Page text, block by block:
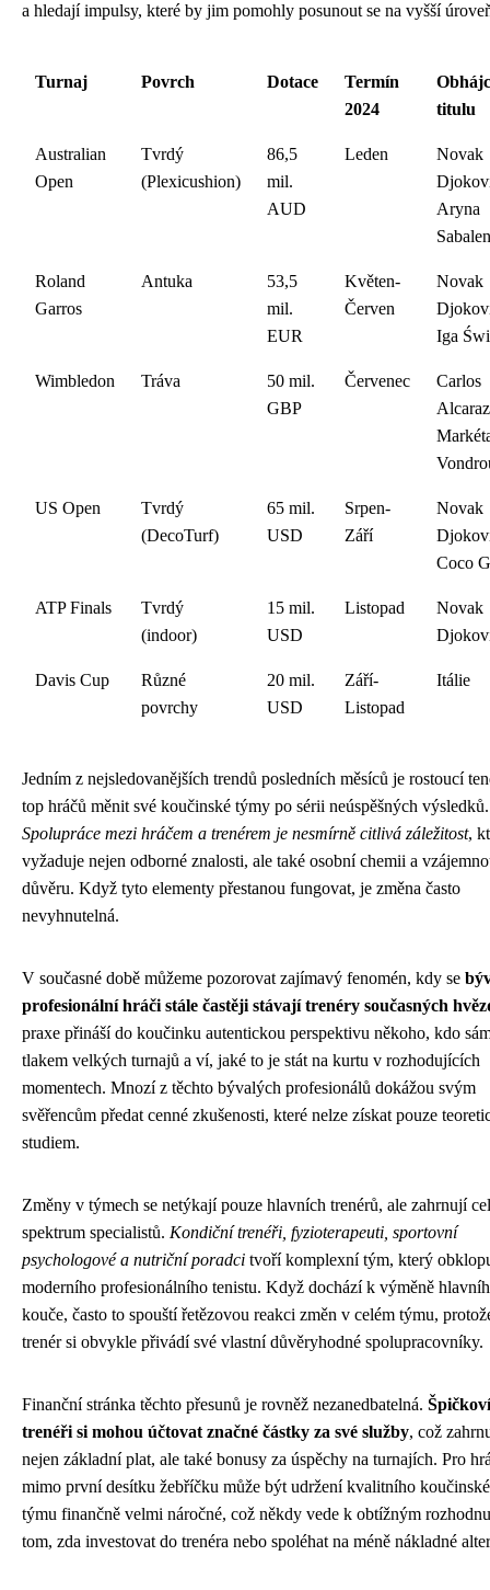
a hledají impulsy, které by jim pomohly posunout se na vyšší
Turnaj Povrch Dotace
Termín
2024
titulu
Australian
Open
Tvrdý
(Plexicushion)
86,5
mil.
AUD
Leden
Novak
Aryna
Roland
Garros
Antuka
53,5
mil.
EUR
Květen-
Červen
Novak
Iga
Wimbledon Tráva
50 mil.
GBP
Červenec
Carlos
US Open
Tvrdý
(DecoTurf)
65 mil.
USD
Srpen-
Září
Novak
Coco
ATP Finals
Tvrdý
(indoor)
15 mil.
USD
Listopad
Novak
Davis Cup
Různé
povrchy
20 mil.
USD
Září-
Listopad
Itálie
Jedním z nejsledovanějších trendů posledních měsíců je rostoucí
top hráčů měnit své koučinské týmy po sérii neúspěšných výsledků.
Spolupráce mezi hráčem a trenérem je nesmírně citlivá záležitost,
vyžaduje nejen odborné znalosti, ale také osobní chemii a
důvěru. Když tyto elementy přestanou fungovat, je změna často
nevyhnutelná.
V současné době můžeme pozorovat zajímavý fenomén, kdy se
profesionální hráči stále častěji stávají trenéry současných
praxe přináší do koučinku autentickou perspektivu někoho, kdo
tlakem velkých turnajů a ví, jaké to je stát na kurtu v rozhodujících
momentech. Mnozí z těchto bývalých profesionálů dokážou svým
svěřencům předat cenné zkušenosti, které nelze získat pouze
studiem.
Změny v týmech se netýkají pouze hlavních trenérů, ale zahrnují
spektrum specialistů. Kondiční trenéři, fyzioterapeuti, sportovní
psychologové a nutriční poradci tvoří komplexní tým, který
moderního profesionálního tenistu. Když dochází k výměně
kouče, často to spouští řetězovou reakci změn v celém týmu,
trenér si obvykle přivádí své vlastní důvěryhodné spolupracovníky.
Finanční stránka těchto přesunů je rovněž nezanedbatelná. Špičkoví
trenéři si mohou účtovat značné částky za své služby, což
nejen základní plat, ale také bonusy za úspěchy na turnajích. Pro
mimo první desítku žebříčku může být udržení kvalitního
týmu finančně velmi náročné, což někdy vede k obtížným
tom, zda investovat do trenéra nebo spoléhat na méně nákladné